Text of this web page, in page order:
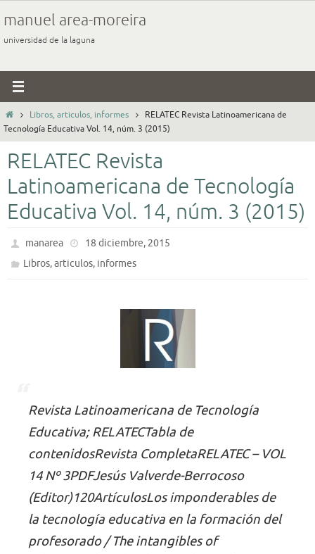
al
contenido
manuel area-moreira
universidad de la laguna
InicioLibros, articulos, informes
RELATEC Revista Latinoamericana de
Tecnología Educativa Vol. 14, núm. 3 (2015)
RELATEC Revista
Latinoamericana de Tecnología
Educativa Vol. 14, núm. 3 (2015)
manarea
18 diciembre, 2015
Libros, articulos, informes
Revista Latinoamericana de Tecnología
Educativa; RELATECTabla de
contenidosRevista CompletaRELATEC – VOL
14 Nº 3PDFJesús Valverde-Berrocoso
(Editor)120ArtículosLos imponderables de
la tecnología educativa en la formación del
profesorado / The intangibles of